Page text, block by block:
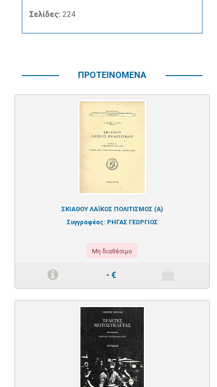
Σελίδες: 224
ΠΡΟΤΕΙΝΟΜΕΝΑ
ΣΚΙΑΘΟΥ ΛΑΪΚΟΣ ΠΟΛΙΤΙΣΜΟΣ (Α)
Συγγραφέας: ΡΗΓΑΣ ΓΕΩΡΓΙΟΣ
Μη διαθέσιμο
- €